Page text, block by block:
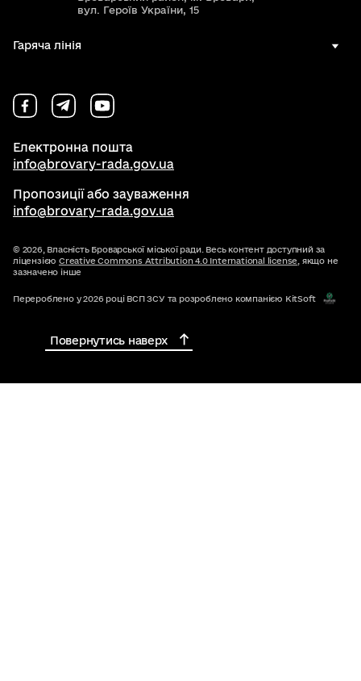
вул. Героїв України, 15
Гаряча лінія
Електронна пошта
info@brovary-rada.gov.ua
Пропозиції або зауваження
info@brovary-rada.gov.ua
© 2026, Власність Броварської міської ради. Весь контент доступний за
ліцензією Creative Commons Attribution 4.0 International license , якщо не
зазначено інше
Перероблено у 2026 році ВСП ЗСУ та розроблено компанією KitSoft
Повернутись наверх